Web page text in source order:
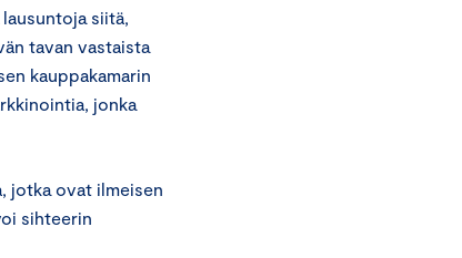
siitä,
tavan vastaista
kauppakamarin
jonka
jotka ovat ilmeisen
sihteerin